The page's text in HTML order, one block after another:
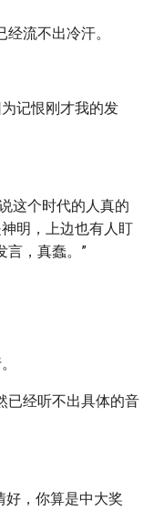
流不出冷汗。
记恨刚才我的发
这个时代的人真的
明，上边也有人盯
言，真蠢。”
已经听不出具体的音
好，你算是中大奖